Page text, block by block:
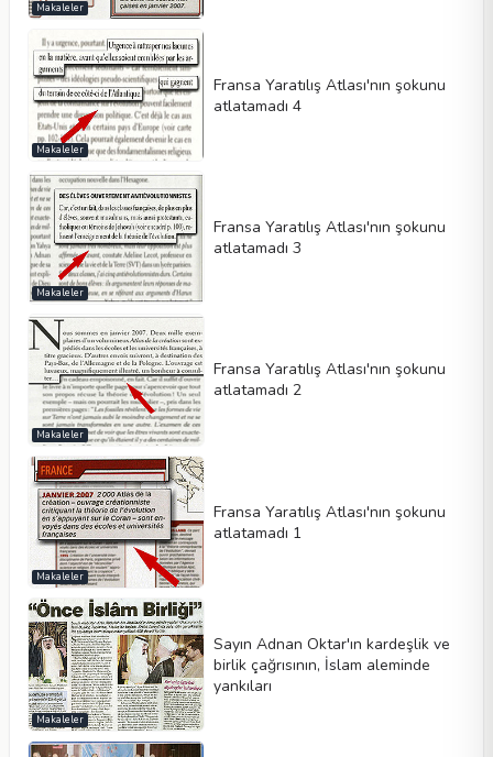
Makaleler
Makaleler
Fransa Yaratılış Atlası'nın şokunu
atlatamadı 4
Makaleler
Fransa Yaratılış Atlası'nın şokunu
atlatamadı 3
Makaleler
Fransa Yaratılış Atlası'nın şokunu
atlatamadı 2
Makaleler
Fransa Yaratılış Atlası'nın şokunu
atlatamadı 1
Makaleler
Sayın Adnan Oktar'ın kardeşlik ve
birlik çağrısının, İslam aleminde
yankıları